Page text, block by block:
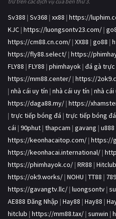
Sv388 | Sv368 | xx88 | https://
KJC | https://luongsontv23.com/ |
https://cm88.cn.com/ | XX88 | go88 |
https://fly88.select/ | https://
FLY88 | FLY88 | phimhayok | đá gà
https://mm88.center/ | https://
| nhà cái uy tín | nhà cái uy tín | nhà cái
https://daga88.my/ | https://
| trực tiếp bóng đá | trực tiếp bóng
cái | 90phut | thapcam | gavang | u888
https://keonhacaitop.com/ | https://
https://keonhacai.international/ |
https://phimhayok.co/ | RR88 | Hitclub
https://ok9.works/ | NOHU | TT88 |
https://gavangtv.llc/ | luongsontv |
AE888 Đăng Nhập | Hay88 | Hay88 |
hitclub | https://mm88.tax/ | sunwin |